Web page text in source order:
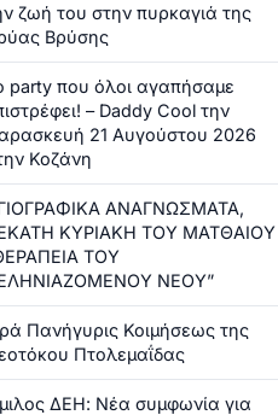
ζωή του στην πυρκαγιά της
Βρύσης
party που όλοι αγαπήσαμε
– Daddy Cool την
21 Αυγούστου 2026
Κοζάνη
ΑΝΑΓΝΩΣΜΑΤΑ,
ΚΥΡΙΑΚΗ ΤΟΥ ΜΑΤΘΑΙΟΥ
ΤΟΥ
ΝΕΟΥ”
Πανήγυρις Κοιμήσεως της
Πτολεμαΐδας
ΔΕΗ: Νέα συμφωνία για